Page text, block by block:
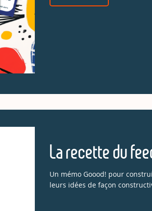
La recette du
Un mémo Goood! pour
leurs idées de façon